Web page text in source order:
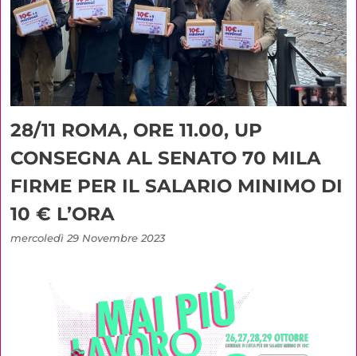
28/11 ROMA, ORE 11.00, UP
CONSEGNA AL SENATO 70 MILA
FIRME PER IL SALARIO MINIMO DI
10 € L’ORA
mercoledì 29 Novembre 2023